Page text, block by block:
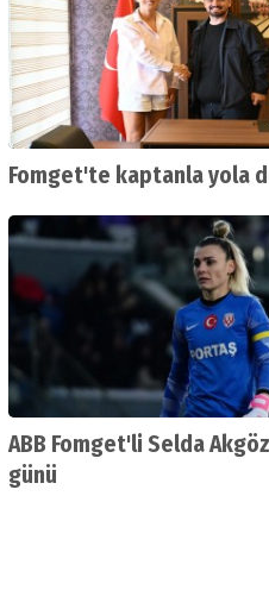
Fomget'te kaptanla yola
ABB Fomget'li Selda
günü